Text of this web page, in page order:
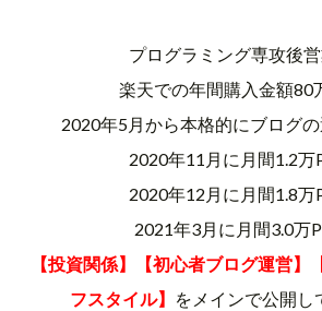
プログラミング専攻後
楽天での年間購入金額80
2020年5月から本格的にブログの
2020年11月に月間1.2万
2020年12月に月間1.8万
2021年3月に月間3.0万
【投資関係】【初心者ブログ運営】
フスタイル】
をメインで公開し